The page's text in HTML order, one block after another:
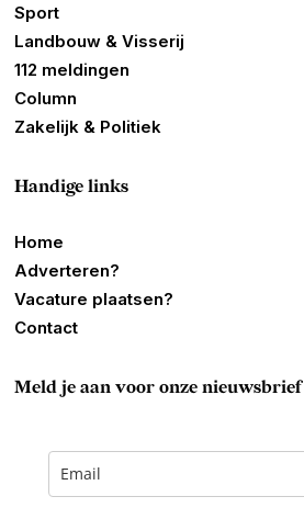
Sport
Landbouw & Visserij
112 meldingen
Column
Zakelijk & Politiek
Handige links
Home
Adverteren?
Vacature plaatsen?
Contact
Meld je aan voor onze nieuwsbrief